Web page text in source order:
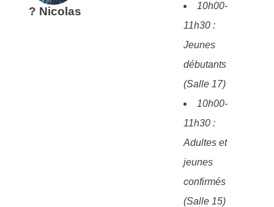
? Nicolas
10h00-
11h30 :
Jeunes
débutants
(Salle 17)
10h00-
11h30 :
Adultes et
jeunes
confirmés
(Salle 15)